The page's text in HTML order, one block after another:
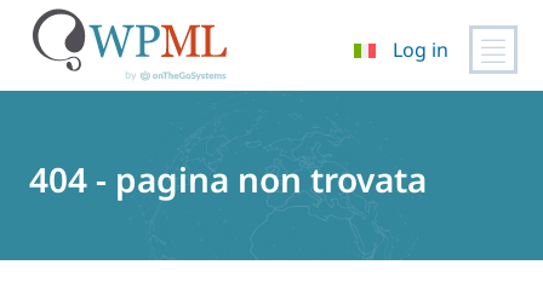
Log in
404 - pagina non trovata